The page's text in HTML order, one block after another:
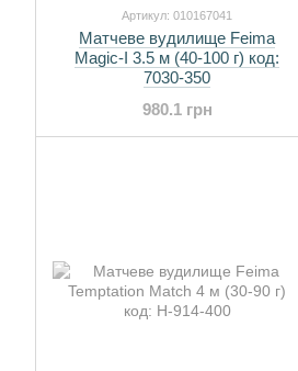
Артикул: 010167041
Матчеве вудилище Feima
Magic-I 3.5 м (40-100 г) код:
7030-350
980.1 грн